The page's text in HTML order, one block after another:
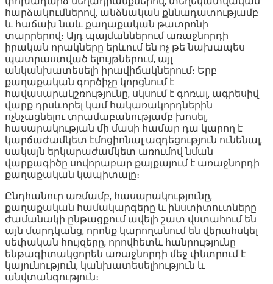
հարձակումներով, անձնական քննադատությամբ
և հաճախ նաև քաղաքական թատրոնի
տարրերով։ Այդ պայմաններում առաջնորդի
իրական որակները երևում են ոչ թե նախապես
պատրաստված ելույթներում, այլ
անկանխատեսելի իրավիճակներում։ Երբ
քաղաքական գործիչը կորցնում է
հավասարակշռությունը, սկսում է գոռալ, ագրեսիվ
վարք դրսևորել կամ հակառակորդներին
ոչնչացնելու տրամաբանությամբ խոսել,
հասարակության մի մասի համար դա կարող է
կարճաժամկետ էմոցիոնալ ազդեցություն ունենալ,
սակայն երկարաժամկետ առումով նման
վարքագիծը սովորաբար քայքայում է առաջնորդի
քաղաքական կապիտալը։
Ընդհանուր առմամբ, հասարակությունը,
քաղաքական համակարգերը և ինստիտուտները
ժամանակի ընթացքում ավելի շատ վստահում են
այն մարդկանց, որոնք կարողանում են վերահսկել
սեփական հույզերը, որովհետև հանրությունը
ենթագիտակցորեն առաջնորդի մեջ փնտրում է
կայունություն, կանխատեսելիություն և
անվտանգություն։